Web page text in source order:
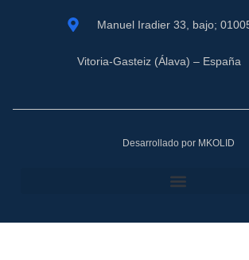
Manuel Iradier 33, bajo;
Vitoria-Gasteiz (Álava) – España
Desarrollado por MKOLID